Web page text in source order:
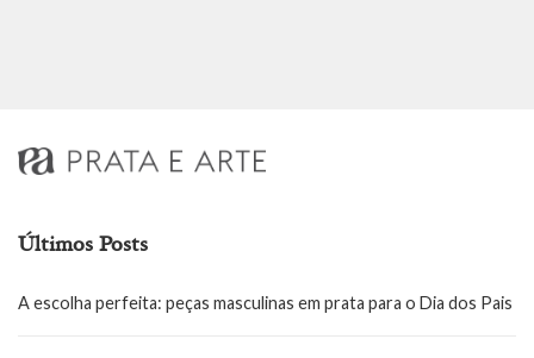
Últimos Posts
A escolha perfeita: peças masculinas em prata para o Dia dos Pais